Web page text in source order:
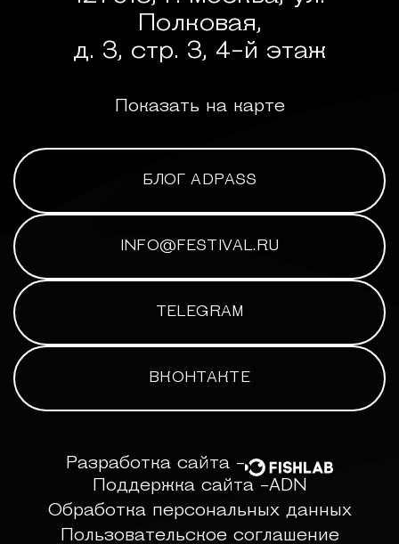
Полковая,
д. 3, стр. 3, 4-й этаж
Показать на карте
БЛОГ ADPASS
INFO@FESTIVAL.RU
TELEGRAM
ВКОНТАКТЕ
Разработка сайта -
Поддержка сайта -ADN
Обработка персональных данных
Пользовательское соглашение